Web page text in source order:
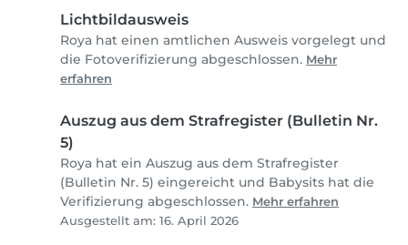
Lichtbildausweis
Roya hat einen amtlichen Ausweis vorgelegt und
die Fotoverifizierung abgeschlossen. Mehr
erfahren
Auszug aus dem Strafregister (Bulletin Nr.
5)
Roya hat ein Auszug aus dem Strafregister
(Bulletin Nr. 5) eingereicht und Babysits hat die
Verifizierung abgeschlossen. Mehr erfahren
Ausgestellt am: 16. April 2026